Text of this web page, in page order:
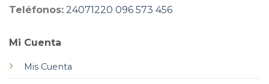
Mi Cuenta
Mis Cuenta
Teléfonos: 24071220 096 573 456